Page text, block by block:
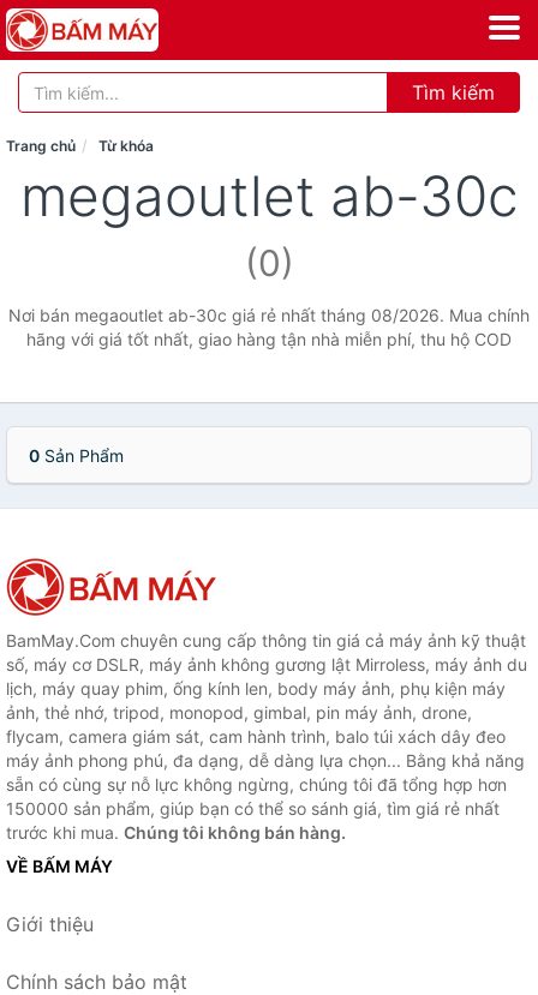
Tìm kiếm
Trang chủ Từ khóa
megaoutlet ab-30c
(0)
Nơi bán megaoutlet ab-30c giá rẻ nhất tháng 08/2026. Mua chính
hãng với giá tốt nhất, giao hàng tận nhà miễn phí, thu hộ COD
0 Sản Phẩm
BamMay.Com chuyên cung cấp thông tin giá cả máy ảnh kỹ thuật
số, máy cơ DSLR, máy ảnh không gương lật Mirroless, máy ảnh du
lịch, máy quay phim, ống kính len, body máy ảnh, phụ kiện máy
ảnh, thẻ nhớ, tripod, monopod, gimbal, pin máy ảnh, drone,
flycam, camera giám sát, cam hành trình, balo túi xách dây đeo
máy ảnh phong phú, đa dạng, dễ dàng lựa chọn... Bằng khả năng
sẵn có cùng sự nỗ lực không ngừng, chúng tôi đã tổng hợp hơn
150000 sản phẩm, giúp bạn có thể so sánh giá, tìm giá rẻ nhất
trước khi mua. Chúng tôi không bán hàng.
VỀ BẤM MÁY
Giới thiệu
Chính sách bảo mật